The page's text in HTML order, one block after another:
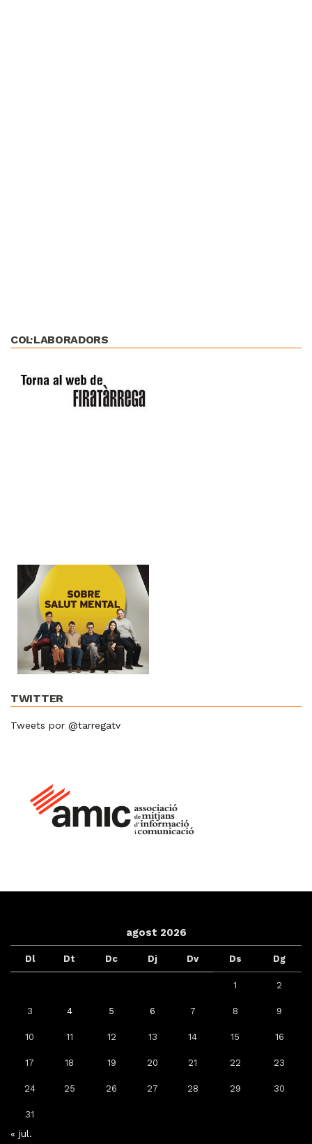
COL·LABORADORS
TWITTER
Tweets por @tarregatv
agost 2026
Dl Dt Dc Dj Dv Ds Dg
1 2
3 4 5 6 7 8 9
10 11 12 13 14 15 16
17 18 19 20 21 22 23
24 25 26 27 28 29 30
31
« jul.